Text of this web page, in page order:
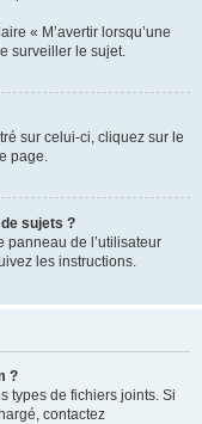
« M’avertir lorsqu’une
surveiller le sujet.
sur celui-ci, cliquez sur le
page.
sujets ?
panneau de l’utilisateur
les instructions.
?
types de fichiers joints. Si
contactez